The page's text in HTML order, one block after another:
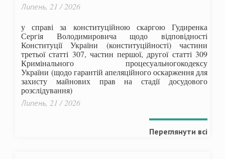
Липень, 21 / 2026
у справі за конституційною скаргою Гудиренка
Сергія Володимировича щодо відповідності
Конституції України (конституційності) частини
третьої статті 307, частин першої, другої статті 309
Кримінального процесуальногокодексу
України (щодо гарантій апеляційного оскарження для
захисту майнових прав на стадії досудового
розслідування)
Липень, 21 / 2026
Переглянути всі